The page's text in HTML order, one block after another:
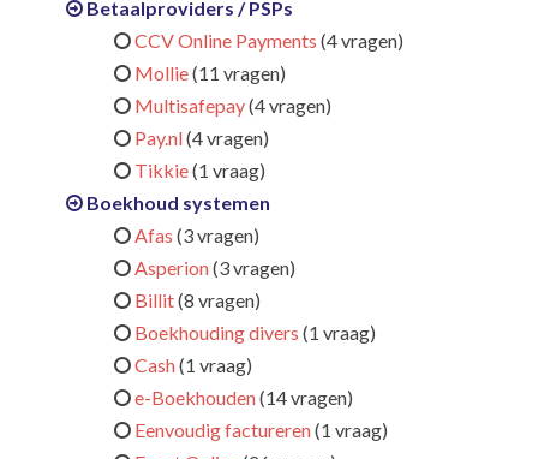
Betaalproviders / PSPs
CCV Online Payments (4 vragen)
Mollie(11 vragen)
Multisafepay(4 vragen)
Pay.nl(4 vragen)
Tikkie(1 vraag)
Boekhoud systemen
Afas (3 vragen)
Asperion(3 vragen)
Billit(8 vragen)
Boekhouding divers (1 vraag)
Cash(1 vraag)
e-Boekhouden(14 vragen)
Eenvoudig factureren(1 vraag)